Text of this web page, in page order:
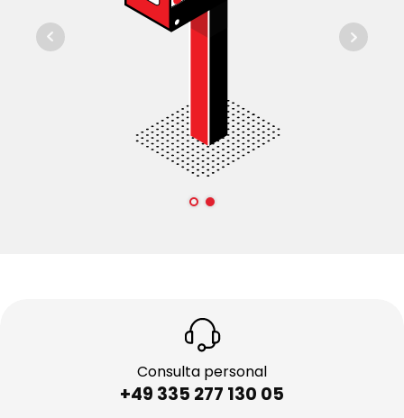
Consulta personal
+49 335 277 130 05